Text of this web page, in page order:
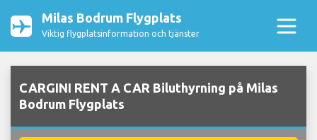
Milas Bodrum Flygplats
Viktig flygplatsinformation och tjänster
CARGINI RENT A CAR Biluthyrning på Milas
Bodrum Flygplats